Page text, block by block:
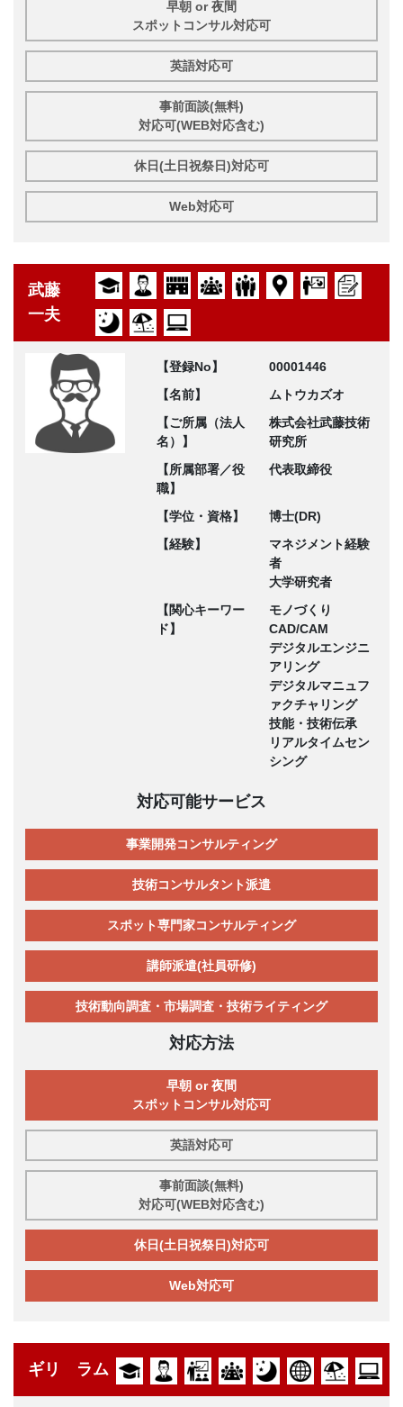
早朝 or 夜間
スポットコンサル対応可
英語対応可
事前面談(無料)
対応可(WEB対応含む)
休日(土日祝祭日)対応可
Web対応可
武藤
一夫
【登録No】
00001446
【名前】
ムトウカズオ
【ご所属（法人
名）】
株式会社武藤技術
研究所
【所属部署／役
職】
代表取締役
【学位・資格】
博士(DR)
【経験】
マネジメント経験
者
大学研究者
【関心キーワー
ド】
モノづくり
CAD/CAM
デジタルエンジニ
アリング
デジタルマニュフ
ァクチャリング
技能・技術伝承
リアルタイムセン
シング
対応可能サービス
事業開発コンサルティング
技術コンサルタント派遣
スポット専門家コンサルティング
講師派遣(社員研修)
技術動向調査・市場調査・技術ライティング
対応方法
早朝 or 夜間
スポットコンサル対応可
英語対応可
事前面談(無料)
対応可(WEB対応含む)
休日(土日祝祭日)対応可
Web対応可
ギリ ラム